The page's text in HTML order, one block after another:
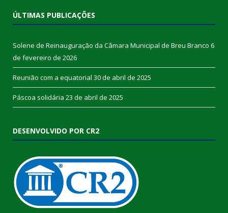
ÚLTIMAS PUBLICAÇÕES
Solene de Reinauguração da Câmara Municipal de Breu Branco 6
de fevereiro de 2026
Reunião com a equatorial 30 de abril de 2025
Páscoa solidária 23 de abril de 2025
DESENVOLVIDO POR CR2